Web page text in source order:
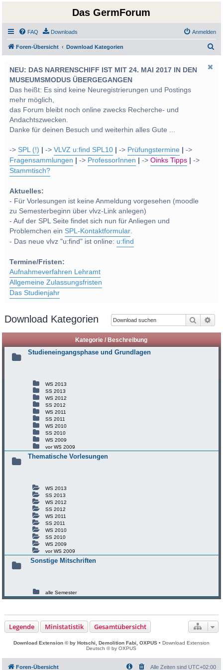
Das GermForum
FAQ Downloads Anmelden
Foren-Übersicht Download Kategorien
NEU: DAS NARRENSCHIFF IST MIT 24. MAI 2017 IN DEN
MUSEUMSMODUS ÜBERGEGANGEN
Das heißt: Es sind keine Neuregistrierungen und Postings
mehr möglich,
das Forum bleibt noch online zwecks Recherche- und
Andachtszwecken.
Danke für deinen Besuch und weiterhin alles Gute ...
->SPL (!) ->VLVZ u:find SPL10 -> Prüfungstermine
->
Fragensammlungen
-> ProfessorInnen ->Oinks Tipps
->
Stammtisch?
Aktuelles:
- Für Vorlesungen ist keine Anmeldung vorgesehen (moodle
zu Semesterbeginn über vlvz-Link anlegen)
- Auf der SPL Seite findet sich nun für Anliegen und
Problemchen einSPL-Kontaktformular.
- Das neue vlvz "u:find" ist online: u:find
Termine/Fristen:
Aufnahmeverfahren Lehramt
Allgemeine Zulassungsfristen
Das Studienjahr
Download Kategorien Suche
Kategorie / Beschreibung
Studieneingangsphase und Grundlagen
WS 2013
SS 2013
WS 2012
SS 2012
WS 2011
SS 2011
WS 2010
SS 2010
WS 2009
vor WS 2009
Thematische Vorlesungen
WS 2013
SS 2013
WS 2012
SS 2012
WS 2011
SS 2011
WS 2010
SS 2010
WS 2009
vor WS 2009
Sonstige Mitschriften
alle Semester
Legende Ministatistik Gesamtübersicht
Download Extension © by Hotschi, Demolition Fabi, OXPUS• Download Extension
Deutsch © by OXPUS
Foren-Übersicht Alle Zeiten sind UTC+02:00